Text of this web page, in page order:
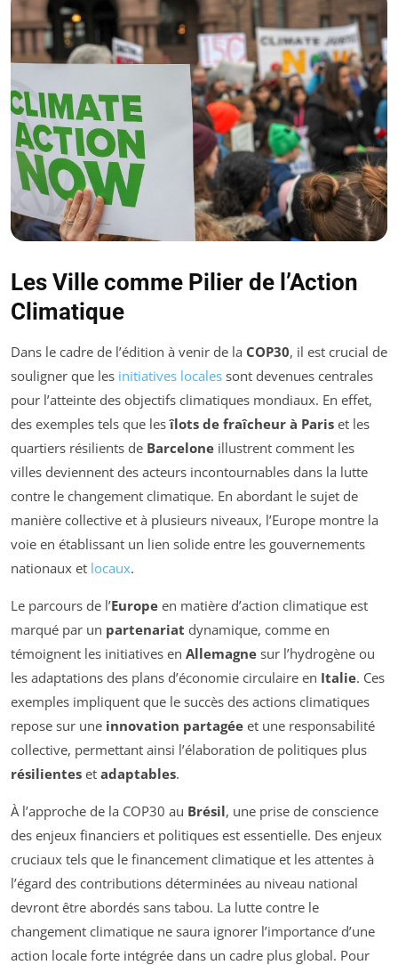
Les Ville comme Pilier de l’Action
Climatique
Dans le cadre de l’édition à venir de la COP30, il est crucial de
souligner que les initiatives locales sont devenues centrales
pour l’atteinte des objectifs climatiques mondiaux. En effet,
des exemples tels que lesîlots de fraîcheur à Paris et les
quartiers résilients de Barcelone illustrent comment les
villes deviennent des acteurs incontournables dans la lutte
contre le changement climatique. En abordant le sujet de
manière collective et à plusieurs niveaux, l’Europe montre la
voie en établissant un lien solide entre les gouvernements
nationaux et locaux.
Le parcours de l’Europe en matière d’action climatique est
marqué par un partenariat dynamique, comme en
témoignent les initiatives en Allemagne sur l’hydrogène ou
les adaptations des plans d’économie circulaire en Italie. Ces
exemples impliquent que le succès des actions climatiques
repose sur une innovation partagée et une responsabilité
collective, permettant ainsi l’élaboration de politiques plus
résilientes et adaptables.
À l’approche de la COP30 au Brésil, une prise de conscience
des enjeux financiers et politiques est essentielle. Des enjeux
cruciaux tels que le financement climatique et les attentes à
l’égard des contributions déterminées au niveau national
devront être abordés sans tabou. La lutte contre le
changement climatique ne saura ignorer l’importance d’une
action locale forte intégrée dans un cadre plus global. Pour